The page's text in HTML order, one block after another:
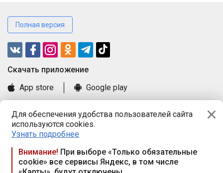
Для обеспечения удобства пользователей сайта
используются cookies.
Узнать подробнее
Внимание! При выборе «Только обязательные
cookie» все сервисы Яндекс, в том числе
Полная версия
Cкачать приложение
App store
Google play
Книга замечаний и предложений
Правила и документы
Praca.by © 2000—2026, ООО «ПРАЦА БАЙ»
Республика Беларусь, 220114, г. Минск, пр-т Независимости
117а, пом. № 9.